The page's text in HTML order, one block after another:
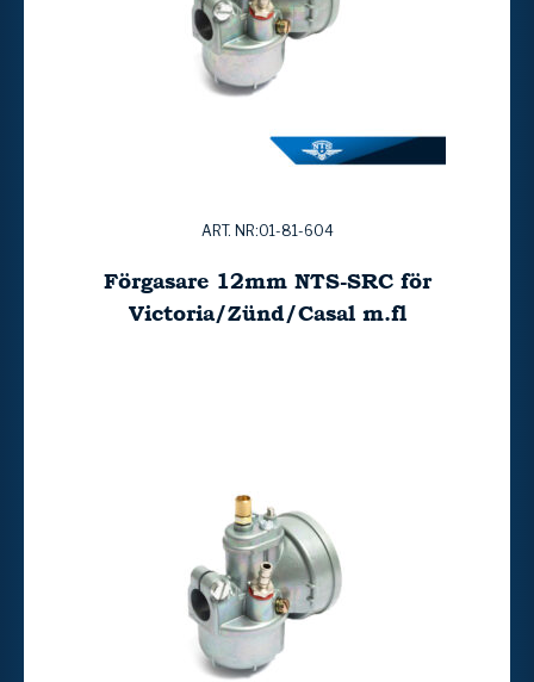
ART. NR:01-81-604
Förgasare 12mm NTS-SRC för
Victoria/Zünd/Casal m.fl